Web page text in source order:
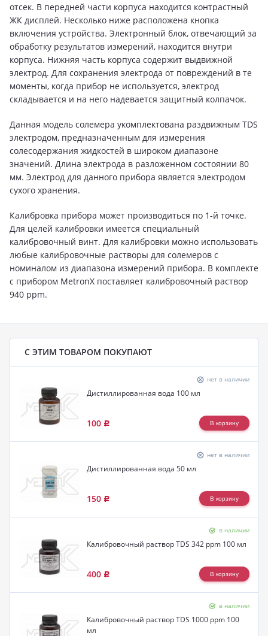
отсек. В передней части корпуса находится контрастный
ЖК дисплей. Несколько ниже расположена кнопка
включения устройства. Электронный блок, отвечающий за
обработку результатов измерений, находится внутри
корпуса. Нижняя часть корпуса содержит выдвижной
электрод. Для сохранения электрода от повреждений в те
моменты, когда прибор не используется, электрод
складывается и на него надевается защитный колпачок.
Данная модель солемера укомплектована раздвижным TDS
электродом, предназначенным для измерения
солесодержания жидкостей в широком диапазоне
значений. Длина электрода в разложенном состоянии 80
мм. Электрод для данного прибора является электродом
сухого хранения.
Калибровка прибора может производиться по 1-й точке.
Для целей калибровки имеется специальный
калибровочный винт. Для калибровки можно использовать
любые калибровочные растворы для солемеров с
номиналом из диапазона измерений прибора. В комплекте
с прибором MetronX поставляет калибровочный раствор
940 ppm.
С ЭТИМ ТОВАРОМ ПОКУПАЮТ
нет в наличии
Дистиллированная вода 100 мл
100 Р
нет в наличии
Дистиллированная вода 50 мл
150 Р
в наличии
Калибровочный раствор TDS 342 ppm 100 мл
400 Р
в наличии
Калибровочный раствор TDS 1000 ppm 100
мл